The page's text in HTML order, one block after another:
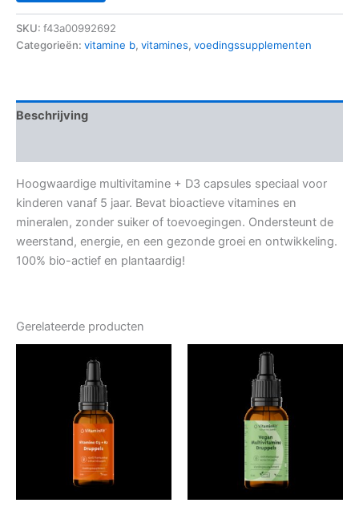
SKU: f43a00992692
Categorieën: vitamine b, vitamines, voedingssupplementen
Beschrijving
Hoogwaardige multivitamine + D3 capsules speciaal voor
kinderen vanaf 5 jaar. Bevat bioactieve vitamines en
mineralen, zonder suiker of toevoegingen. Ondersteunt de
weerstand, energie, en een gezonde groei en ontwikkeling.
100% bio-actief en plantaardig!
Gerelateerde producten